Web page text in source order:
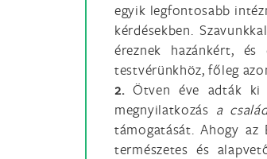
egyik legfontosabb
kérdésekben.
éreznek hazánkért,
testvérünkhöz, főleg
2.Ötven éve adták ki
megnyilatkozás a
támogatását. Ahogy az
természetes és